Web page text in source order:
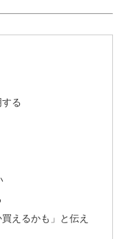
る
えるかも」と伝え